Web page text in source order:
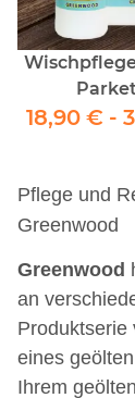
18,90 € -
Pflege und
Greenwood
Greenwood
an
Produktserie
eines
Ihrem